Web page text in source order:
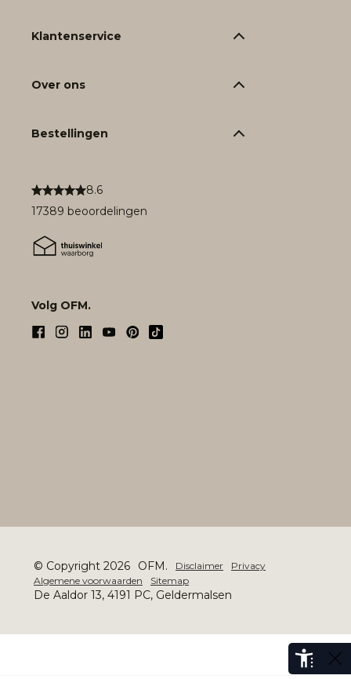
8.6
17389 beoordelingen
Volg OFM.
Klantenservice
Over ons
Bestellingen
© Copyright 2026 OFM. Disclaimer
Privacy
Algemene voorwaarden
Sitemap
De Aaldor 13, 4191 PC, Geldermalsen